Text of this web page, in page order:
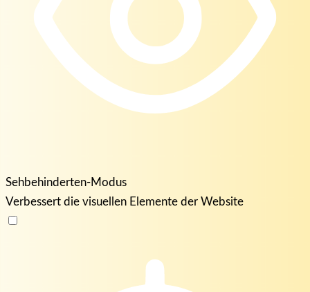
Sehbehinderten-Modus
Verbessert die visuellen Elemente der Website